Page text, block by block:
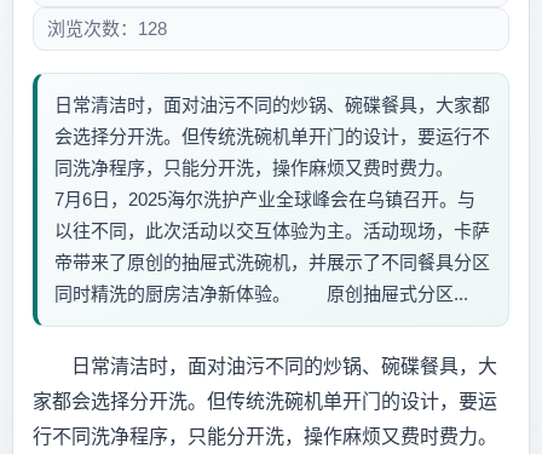
浏览次数：128
日常清洁时，面对油污不同的炒锅、碗碟餐具，大家都
会选择分开洗。但传统洗碗机单开门的设计，要运行不
同洗净程序，只能分开洗，操作麻烦又费时费力。
7月6日，2025海尔洗护产业全球峰会在乌镇召开。与
以往不同，此次活动以交互体验为主。活动现场，卡萨
帝带来了原创的抽屉式洗碗机，并展示了不同餐具分区
同时精洗的厨房洁净新体验。 原创抽屉式分区...
日常清洁时，面对油污不同的炒锅、碗碟餐具，大
家都会选择分开洗。但传统洗碗机单开门的设计，要运
行不同洗净程序，只能分开洗，操作麻烦又费时费力。